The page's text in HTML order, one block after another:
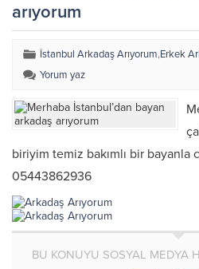
arıyorum
İstanbul Arkadaş Arıyorum,Erkek
Yorum yaz
biriyim temiz bakımlı bir
05443862936
BU KONUYU SOSYAL MEDYA